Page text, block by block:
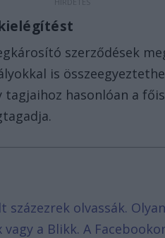
szerződések
is
tagjaihoz hasonlóan a
olvassák.
a Blikk. A